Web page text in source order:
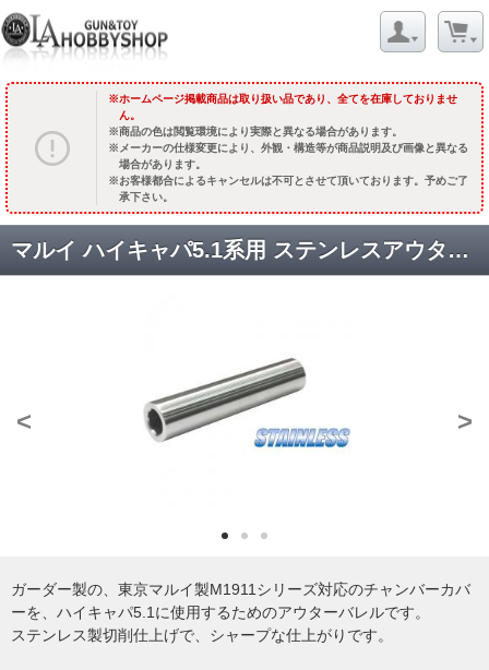
ホームページ掲載商品は取り扱い品であり、全てを在庫しておりませ
ん。
商品の色は閲覧環境により実際と異なる場合があります。
メーカーの仕様変更により、外観・構造等が商品説明及び画像と異なる
場合があります。
お客様都合によるキャンセルは不可とさせて頂いております。予めご了
承下さい。
マルイ ハイキャパ5.1系用 ステンレスアウターバレル(要チャンバーカバー) /シルバー [CAPA-30(SV)] [取寄]
< >
ガーダー製の、東京マルイ製M1911シリーズ対応のチャンバーカバ
ーを、ハイキャパ5.1に使用するためのアウターバレルです。
ステンレス製切削仕上げで、シャープな仕上がりです。